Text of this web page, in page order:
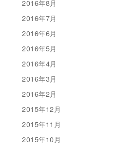
2016年8月
2016年7月
2016年6月
2016年5月
2016年4月
2016年3月
2016年2月
2015年12月
2015年11月
2015年10月